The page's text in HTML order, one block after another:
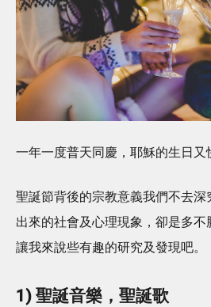
一年一度普天同慶，耶穌的生日又
聖誕節背後的宗教意義我們不去
出來的社會及心理現象，卻是多
讓我來說些有趣的研究及發現吧。
1) 聖誕音樂，聖誕歌